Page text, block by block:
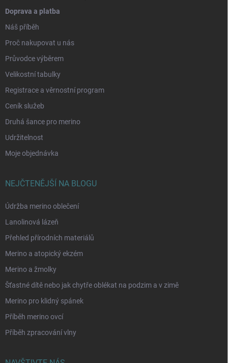
Doprava a platba
Náš příběh
Proč nakupovat u nás
Průvodce výběrem
Velikostní tabulky
Registrace a věrnostní program
Ceník služeb
Druhá šance pro merino
Udržitelnost
Moje objednávka
NEJČTENĚJŠÍ NA BLOGU
Údržba merino oblečení
Lanolinová lázeň
Přehled přírodních materiálů
Merino a atopický ekzém
Merino a žmolky
Šťastné dítě nebo jak chytře oblékat na podzim a v zimě
Merino pro klidný spánek
Příběh merino ovcí
Příběh zpracování vlny